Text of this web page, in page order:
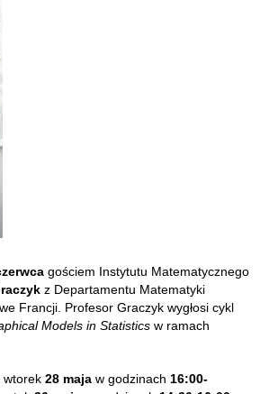
gościem Instytutu Matematycznego
z Departamentu Matematyki
Francji. Profesor Graczyk wygłosi cykl
Models in Statistics w ramach
wtorek 28 maja w godzinach 16:00-